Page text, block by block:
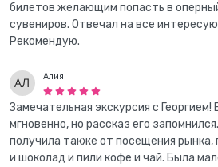
билетов желающим попасть в
сувениров. Отвечал на все
Рекомендую.
Алия
Замечательная экскурсия с
мгновенно, но рассказ его
получила также от посещения рынка,
и шоколад и пили кофе и чай. Была